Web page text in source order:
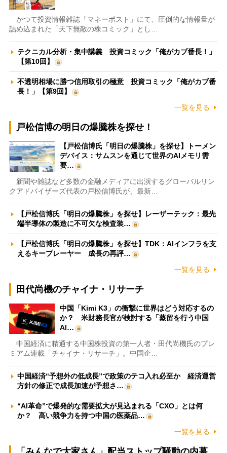
かつて投資情報雑誌「マネーポスト」にて、圧倒的な情報量が
詰め込まれた「天下無敵の株コミック」とし…
テクニカル分析・集中講義 投資コミック「俺がカブ番長！」
【第10回】
不透明相場に勝つ信用取引の極意 投資コミック「俺がカブ番
長！」【第9回】
一覧を見る
戸松信博の明日の爆騰株を探せ！
【戸松信博氏「明日の爆騰株」を探せ】トーメン
デバイス：サムスンを通じて世界のAIメモリ需
要…
新聞や雑誌など多数の金融メディアに出演するグローバルリン
クアドバイザーズ代表の戸松信博氏が、最新…
【戸松信博氏「明日の爆騰株」を探せ】レーザーテック：最先
端半導体の製造に不可欠な検査装…
【戸松信博氏「明日の爆騰株」を探せ】TDK：AIインフラを支
えるキープレーヤー 成長の再評…
一覧を見る
田代尚機のチャイナ・リサーチ
中国「Kimi K3」の衝撃に世界はどう対応するの
か？ 米財務長官が検討する「蒸留を行う中国
AI…
中国経済に精通する中国株投資の第一人者・田代尚機氏のプレ
ミアム連載「チャイナ・リサーチ」。中国企…
中国経済“予想外の低成長”で政策のテコ入れ必至か 経済運営
方針の修正で成長加速が予想さ…
“AI革命”で爆発的な需要拡大が見込まれる「CXO」とは何
か？ 高い競争力を持つ中国の医薬品…
一覧を見る